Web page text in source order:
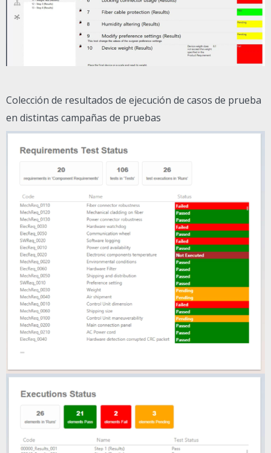
Colección de resultados de ejecución de casos de prueba
en distintas campañas de pruebas